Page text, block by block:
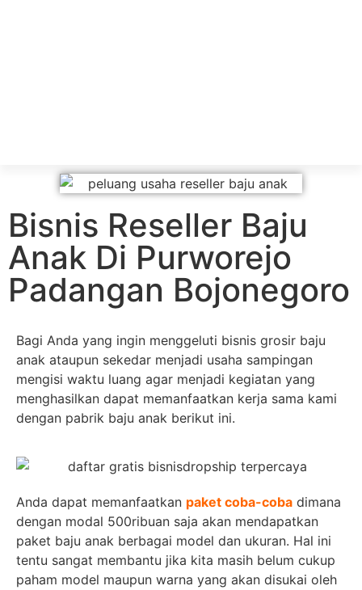
Bisnis Reseller Baju
Anak Di Purworejo
Padangan Bojonegoro
Bagi Anda yang ingin menggeluti bisnis grosir baju
anak ataupun sekedar menjadi usaha sampingan
mengisi waktu luang agar menjadi kegiatan yang
menghasilkan dapat memanfaatkan kerja sama kami
dengan pabrik baju anak berikut ini.
Anda dapat memanfaatkan paket coba-coba dimana
dengan modal 500ribuan saja akan mendapatkan
paket baju anak berbagai model dan ukuran. Hal ini
tentu sangat membantu jika kita masih belum cukup
paham model maupun warna yang akan disukai oleh